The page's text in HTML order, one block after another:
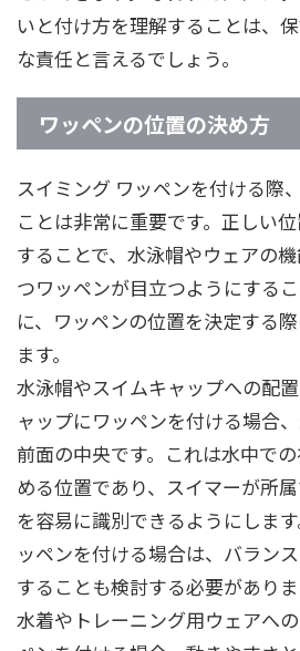
いと付け方を理解することは、
な責任と言えるでしょう。
ワッペンの位置の決め方
スイミング ワッペンを付ける際
ことは非常に重要です。正しい
することで、水泳帽やウェアの
つワッペンが目立つようにする
に、ワッペンの位置を決定する
ます。
水泳帽やスイムキャップへの配
ャップにワッペンを付ける場合
前面の中央です。これは水中で
める位置であり、スイマーが所
を容易に識別できるようにしま
ッペンを付ける場合は、バラン
することも検討する必要がありま
水着やトレーニング用ウェアへ